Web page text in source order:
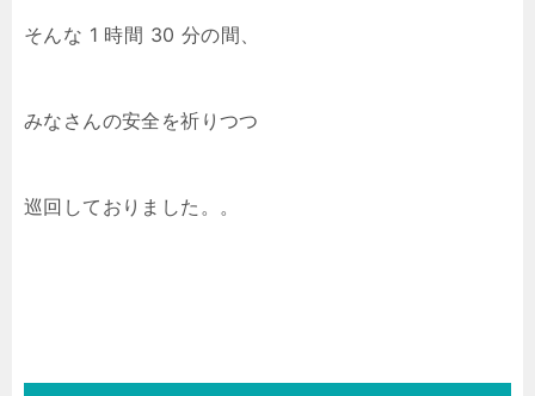
そんな 1 時間 30 分の間、
みなさんの安全を祈りつつ
巡回しておりました。。